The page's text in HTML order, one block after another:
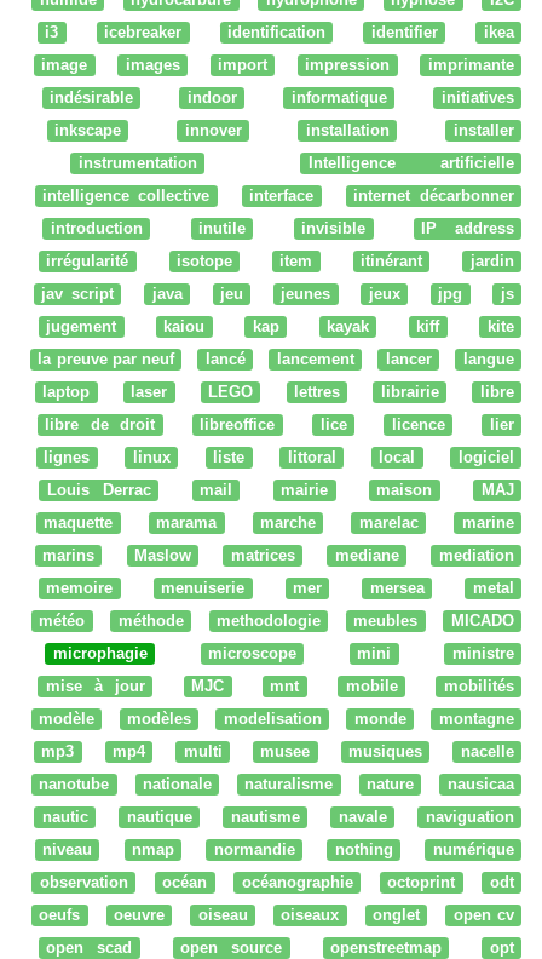
i3
icebreaker identification identifier
ikea
image
images import impression
imprimante
indésirable
indoor informatique
initiatives
inkscape
innover installation
installer
instrumentation
Intelligence artificielle
intelligence collective
interface
internet décarbonner
introduction
inutile invisible
IP address
irrégularité
isotope item itinérant
jardin
jav script
java jeu jeunes jeux jpg
js
jugement
kaiou kap kayak kiff
kite
la preuve par neuf
lancé lancement lancer
langue
laptop
laser LEGO lettres librairie
libre
libre de droit
libreoffice lice licence
lier
lignes
linux liste littoral local
logiciel
Louis Derrac
mail mairie maison
MAJ
maquette
marama marche marelac
marine
marins
Maslow matrices mediane
mediation
memoire
menuiserie mer mersea
metal
météo
méthode methodologie meubles
MICADO
microphagie
microscope mini
ministre
mise à jour
MJC mnt mobile
mobilités
modèle
modèles modelisation monde
montagne
mp3
mp4 multi musee musiques
nacelle
nanotube
nationale naturalisme nature
nausicaa
nautic
nautique nautisme navale
naviguation
niveau
nmap normandie nothing
numérique
observation
océan océanographie octoprint
odt
oeufs
oeuvre oiseau oiseaux onglet
open cv
open scad
open source openstreetmap
opt